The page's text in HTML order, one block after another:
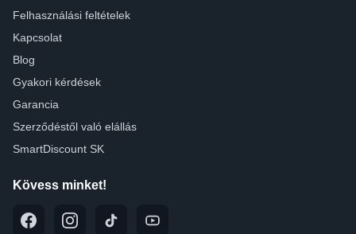
Felhasználási feltételek
Kapcsolat
Blog
Gyakori kérdések
Garancia
Szerződéstől való elállás
SmartDiscount SK
Kövess minket!